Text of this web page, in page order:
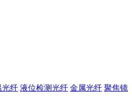
光纤 液位检测光纤 金属光纤 聚焦镜